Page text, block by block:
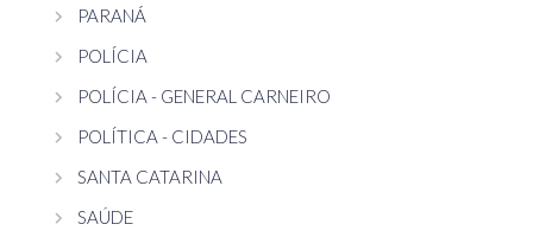
PARANÁ
POLÍCIA
POLÍCIA - GENERAL CARNEIRO
POLÍTICA - CIDADES
SANTA CATARINA
SAÚDE